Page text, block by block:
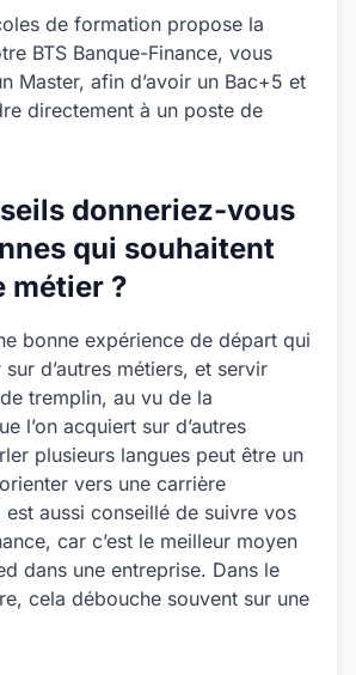
de formation propose la
BTS Banque-Finance, vous
Master, afin d’avoir un Bac+5 et
directement à un poste de
donneriez-vous
qui souhaitent
métier ?
bonne expérience de départ qui
d’autres métiers, et servir
tremplin, au vu de la
l’on acquiert sur d’autres
plusieurs langues peut être un
vers une carrière
est aussi conseillé de suivre vos
car c’est le meilleur moyen
dans une entreprise. Dans le
cela débouche souvent sur une